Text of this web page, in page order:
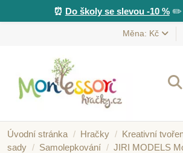
⏰ Do školy se slevou -10 %✏️
Měna: Kč
Úvodní stránka Hračky Kreativní
sady
Samolepkování
JIRI MODELS